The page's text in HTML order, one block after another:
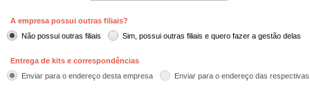
A empresa possui outras filiais?
Não possui outras filiais
Sim, possui outras filiais e quero fazer a gestão delas
Entrega de kits e correspondências
Enviar para o endereço desta empresa
Enviar para o endereço das respectivas